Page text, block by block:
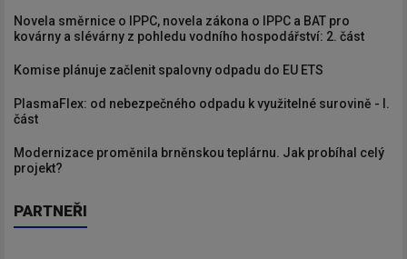
Novela směrnice o IPPC, novela zákona o IPPC a BAT pro
kovárny a slévárny z pohledu vodního hospodářství: 2. část
Komise plánuje začlenit spalovny odpadu do EU ETS
PlasmaFlex: od nebezpečného odpadu k využitelné surovině - I.
část
Modernizace proměnila brněnskou teplárnu. Jak probíhal celý
projekt?
PARTNEŘI